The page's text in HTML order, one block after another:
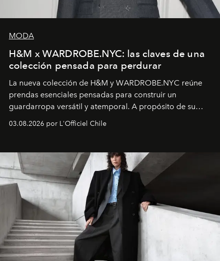
MODA
H&M x WARDROBE.NYC: las claves de una
colección pensada para perdurar
La nueva colección de H&M y WARDROBE.NYC reúne
prendas esenciales pensadas para construir un
guardarropa versátil y atemporal. A propósito de su
lanzamiento, los fundadores de la firma neoyorquina y
la asesora creativa y jefa de diseño global de la marca
y la filosofía detrás de la propuesta.
03.08.2026 por L'Officiel Chile